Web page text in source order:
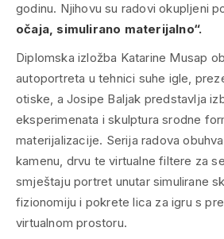
godinu. Njihovu su radovi okupljeni
očaja, simulirano materijalno“.
Diplomska izložba Katarine Musap
autoportreta u tehnici suhe igle,
otiske, a Josipe Baljak predstavlja
eksperimenata i skulptura srodne
materijalizacije. Serija radova
kamenu, drvu te virtualne filtere za
smještaju portret unutar simulirane
fizionomiju i pokrete lica za igru s
virtualnom prostoru.